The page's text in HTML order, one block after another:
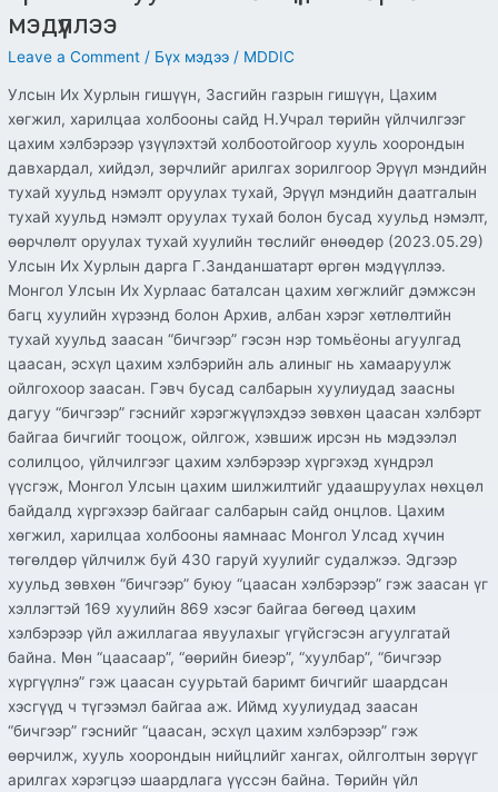
мэдүүллээ
Leave a Comment / Бүх мэдээ / MDDIC
Улсын Их Хурлын гишүүн, Засгийн газрын гишүүн, Цахим
хөгжил, харилцаа холбооны сайд Н.Учрал төрийн үйлчилгээг
цахим хэлбэрээр үзүүлэхтэй холбоотойгоор хууль хоорондын
давхардал, хийдэл, зөрчлийг арилгах зорилгоор Эрүүл мэндийн
тухай хуульд нэмэлт оруулах тухай, Эрүүл мэндийн даатгалын
тухай хуульд нэмэлт оруулах тухай болон бусад хуульд нэмэлт,
өөрчлөлт оруулах тухай хуулийн төслийг өнөөдөр (2023.05.29)
Улсын Их Хурлын дарга Г.Занданшатарт өргөн мэдүүллээ.
Монгол Улсын Их Хурлаас баталсан цахим хөгжлийг дэмжсэн
багц хуулийн хүрээнд болон Архив, албан хэрэг хөтлөлтийн
тухай хуульд заасан “бичгээр” гэсэн нэр томьёоны агуулгад
цаасан, эсхүл цахим хэлбэрийн аль алиныг нь хамааруулж
ойлгохоор заасан. Гэвч бусад салбарын хуулиудад заасны
дагуу “бичгээр” гэснийг хэрэгжүүлэхдээ зөвхөн цаасан хэлбэрт
байгаа бичгийг тооцож, ойлгож, хэвшиж ирсэн нь мэдээлэл
солилцоо, үйлчилгээг цахим хэлбэрээр хүргэхэд хүндрэл
үүсгэж, Монгол Улсын цахим шилжилтийг удаашруулах нөхцөл
байдалд хүргэхээр байгааг салбарын сайд онцлов. Цахим
хөгжил, харилцаа холбооны яамнаас Монгол Улсад хүчин
төгөлдөр үйлчилж буй 430 гаруй хуулийг судалжээ. Эдгээр
хуульд зөвхөн “бичгээр” буюу “цаасан хэлбэрээр” гэж заасан үг
хэллэгтэй 169 хуулийн 869 хэсэг байгаа бөгөөд цахим
хэлбэрээр үйл ажиллагаа явуулахыг үгүйсгэсэн агуулгатай
байна. Мөн “цаасаар”, “өөрийн биеэр”, “хуулбар”, “бичгээр
хүргүүлнэ” гэж цаасан суурьтай баримт бичгийг шаардсан
хэсгүүд ч түгээмэл байгаа аж. Иймд хуулиудад заасан
“бичгээр” гэснийг “цаасан, эсхүл цахим хэлбэрээр” гэж
өөрчилж, хууль хоорондын нийцлийг хангах, ойлголтын зөрүүг
арилгах хэрэгцээ шаардлага үүссэн байна. Төрийн үйл